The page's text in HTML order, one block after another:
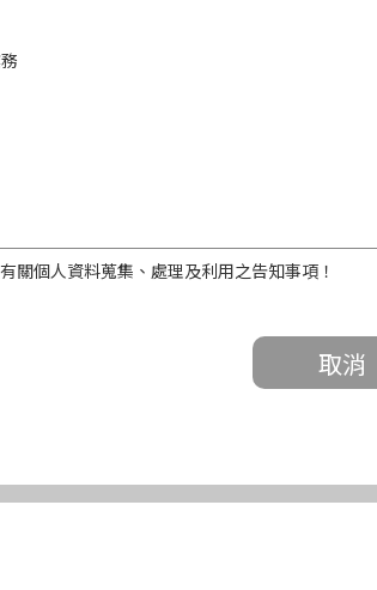
關個人資料蒐集、處理及利用之告知事項！